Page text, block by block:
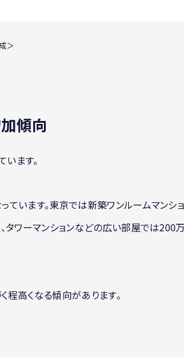
＞
傾向
ます。
います。東京では新築ワンルームマンシ
タワーマンションなどの広い部屋では200
程高くなる傾向があります。